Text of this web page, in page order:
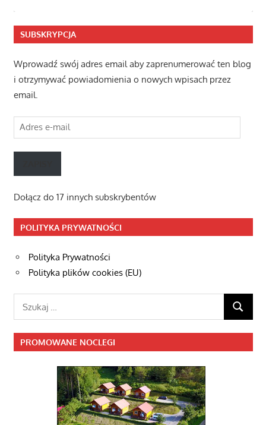
SUBSKRYPCJA
Wprowadź swój adres email aby zaprenumerować ten blog
i otrzymywać powiadomienia o nowych wpisach przez
email.
Adres
e-
mail
Dołącz do 17 innych subskrybentów
POLITYKA PRYWATNOŚCI
Polityka Prywatności
Polityka plików cookies (EU)
SZUKAJ
PROMOWANE NOCLEGI